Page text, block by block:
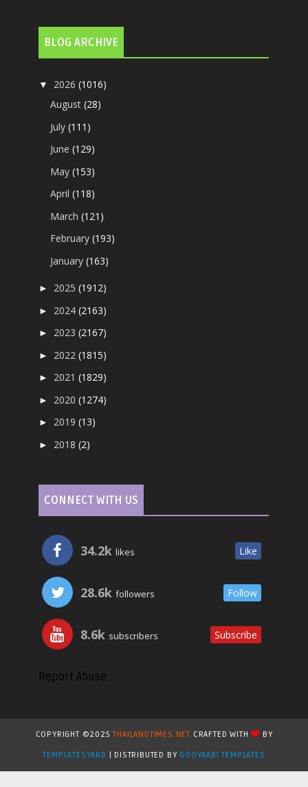
BLOG ARCHIVE
▼ 2026(1016)
August(28)
July(111)
June(129)
May(153)
April(118)
March(121)
February(193)
January(163)
► 2025(1912)
► 2024(2163)
► 2023(2167)
► 2022(1815)
► 2021(1829)
► 2020(1274)
► 2019(13)
► 2018(2)
CONNECT WITH US
34.2k likes Like
28.6k followers Follow
8.6k subscribers Subscribe
Report Abuse
COPYRIGHT ©2025THAILANDTIMES.NETCRAFTED WITH
BY
TEMPLATESYARD
| DISTRIBUTED BY GOOYAABI TEMPLATES